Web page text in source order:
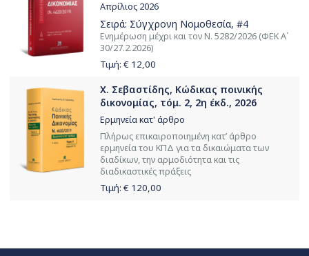
Απρίλιος 2026
Σειρά: Σύγχρονη Νομοθεσία, #4
Ενημέρωση μέχρι και τον Ν. 5282/2026 (ΦΕΚ Α΄
30/27.2.2026)
Τιμή: € 12,00
Χ. Σεβαστίδης, Κώδικας ποινικής
δικονομίας, τόμ. 2, 2η έκδ., 2026
Ερμηνεία κατ' άρθρο
Πλήρως επικαιροποιημένη κατ’ άρθρο
ερμηνεία του ΚΠΔ για τα δικαιώματα των
διαδίκων, την αρμοδιότητα και τις
διαδικαστικές πράξεις
Τιμή: € 120,00